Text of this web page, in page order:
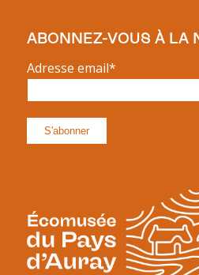
ABONNEZ-VOUS À LA
Adresse email*